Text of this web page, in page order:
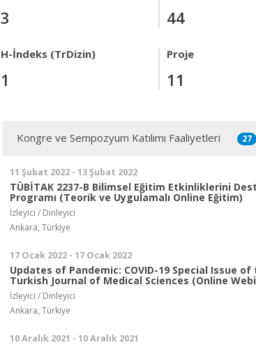
3 44
H-İndeks (TrDizin)
1
Proje
11
Kongre ve Sempozyum Katılımı Faaliyetleri 27
11 Şubat 2022 - 13 Şubat 2022
TÜBİTAK 2237-B Bilimsel Eğitim Etkinliklerini
Programı (Teorik ve Uygulamalı Online Eğitim)
İzleyici / Dinleyici
Ankara, Türkiye
17 Ocak 2022 - 17 Ocak 2022
Updates of Pandemic: COVID-19 Special Issue of
Turkish Journal of Medical Sciences (Online
İzleyici / Dinleyici
Ankara, Türkiye
10 Aralık 2021 - 10 Aralık 2021